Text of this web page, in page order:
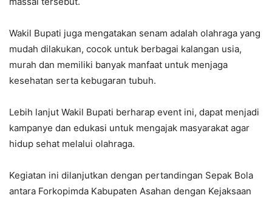
Wakil Bupati juga mengatakan senam adalah olahraga yang
mudah dilakukan, cocok untuk berbagai kalangan usia,
murah dan memiliki banyak manfaat untuk menjaga
kesehatan serta kebugaran tubuh.
Lebih lanjut Wakil Bupati berharap event ini, dapat menjadi
kampanye dan edukasi untuk mengajak masyarakat agar
hidup sehat melalui olahraga.
Kegiatan ini dilanjutkan dengan pertandingan Sepak Bola
antara Forkopimda Kabupaten Asahan dengan Kejaksaan